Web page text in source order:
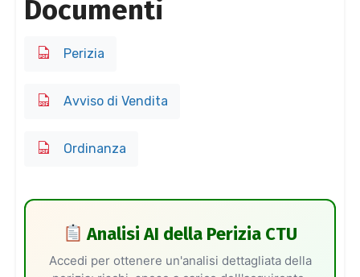
Documenti
Perizia
Avviso di Vendita
Ordinanza
Analisi AI della Perizia CTU
Accedi per ottenere un'analisi dettagliata della